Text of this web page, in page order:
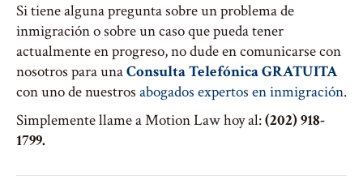
Si tiene alguna pregunta sobre un problema de
inmigración o sobre un caso que pueda tener
actualmente en progreso, no dude en comunicarse con
nosotros para unaConsulta Telefónica GRATUITA
con uno de nuestros abogados expertos en inmigración.
Simplemente llame a Motion Law hoy al:(202) 918-
1799.